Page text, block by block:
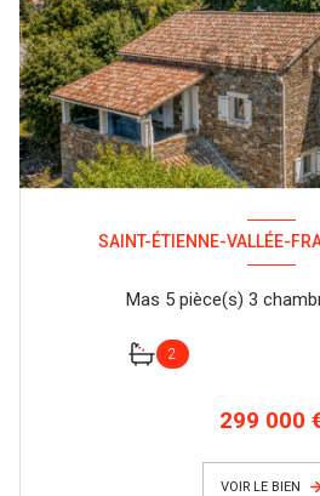
SAINT-ÉTIENNE-VALLÉE-
2
299 000
VOIR LE BIEN